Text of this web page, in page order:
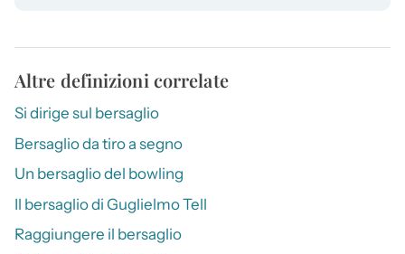
Altre definizioni correlate
Si dirige sul bersaglio
Bersaglio da tiro a segno
Un bersaglio del bowling
Il bersaglio di Guglielmo Tell
Raggiungere il bersaglio